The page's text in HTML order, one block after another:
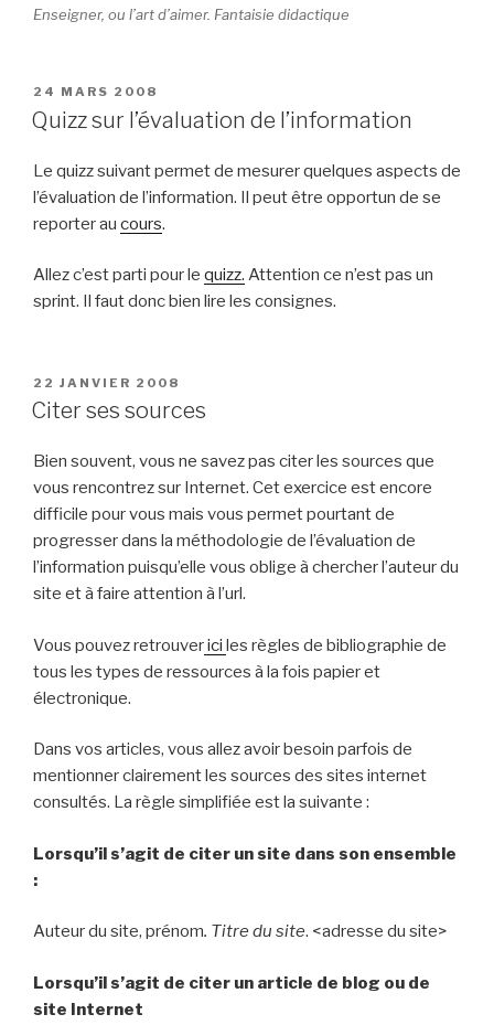
Enseigner, ou l’art d’aimer. Fantaisie didactique
PUBLIÉ
LE
24 MARS 2008
Quizz sur l’évaluation de l’information
Le quizz suivant permet de mesurer quelques aspects de
l’évaluation de l’information. Il peut être opportun de se
reporter au cours.
Allez c’est parti pour le quizz. Attention ce n’est pas un
sprint. Il faut donc bien lire les consignes.
PUBLIÉ
LE
22 JANVIER 2008
Citer ses sources
Bien souvent, vous ne savez pas citer les sources que
vous rencontrez sur Internet. Cet exercice est encore
difficile pour vous mais vous permet pourtant de
progresser dans la méthodologie de l’évaluation de
l’information puisqu’elle vous oblige à chercher l’auteur du
site et à faire attention à l’url.
Vous pouvez retrouverici les règles de bibliographie de
tous les types de ressources à la fois papier et
électronique.
Dans vos articles, vous allez avoir besoin parfois de
mentionner clairement les sources des sites internet
consultés. La règle simplifiée est la suivante :
Lorsqu’il s’agit de citer un site dans son ensemble
:
Auteur du site, prénom. Titre du site. <adresse du site>
Lorsqu’il s’agit de citer un article de blog ou de
site Internet